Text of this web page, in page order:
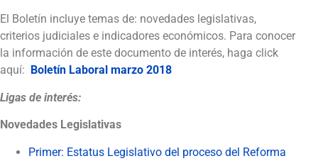
El Boletín incluye temas de: novedades legislativas,
criterios judiciales e indicadores económicos. Para conocer
la información de este documento de interés, haga click
aquí:
Boletín Laboral marzo 2018
Ligas de interés:
Novedades Legislativas
Primer: Estatus Legislativo del proceso del Reforma